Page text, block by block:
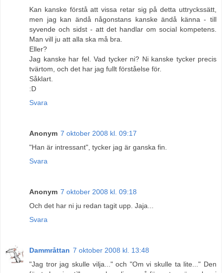
Kan kanske förstå att vissa retar sig på detta uttryckssätt,
men jag kan ändå någonstans kanske ändå känna - till
syvende och sidst - att det handlar om social kompetens.
Man vill ju att alla ska må bra.
Eller?
Jag kanske har fel. Vad tycker ni? Ni kanske tycker precis
tvärtom, och det har jag fullt förståelse för.
Såklart.
:D
Svara
Anonym 7 oktober 2008 kl. 09:17
"Han är intressant", tycker jag är ganska fin.
Svara
Anonym 7 oktober 2008 kl. 09:18
Och det har ni ju redan tagit upp. Jaja...
Svara
Dammråttan 7 oktober 2008 kl. 13:48
"Jag tror jag skulle vilja..." och "Om vi skulle ta lite..." Den